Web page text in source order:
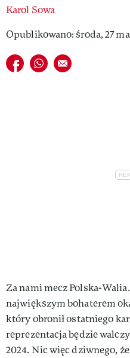
Karol Sowa
Opublikowano: środa, 27
Udostępnij na facebook
Udostępnij na
E-mail do
Za nami mecz Polska-
największym bohaterem
który obronił ostatniego
reprezentacja będzie
2024. Nic więc dziwnego,